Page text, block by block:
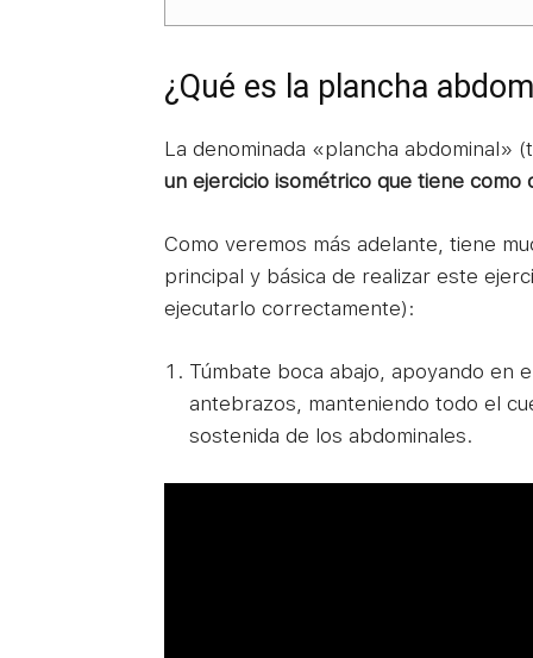
¿Qué es la plancha
La denominada «plancha abdominal»
un ejercicio isométrico que tiene
Como veremos más adelante, tiene
principal y básica de realizar este
ejecutarlo correctamente):
Túmbate boca abajo, apoyando en
antebrazos, manteniendo todo el
sostenida de los abdominales.